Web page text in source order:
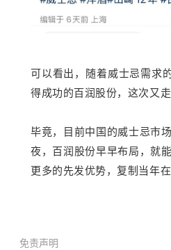
可以看出，随着威士忌需求
得成功的百润股份，这次又
毕竟，目前中国的威士忌市
夜，百润股份早早布局，就
更多的先发优势，复制当年
免责声明